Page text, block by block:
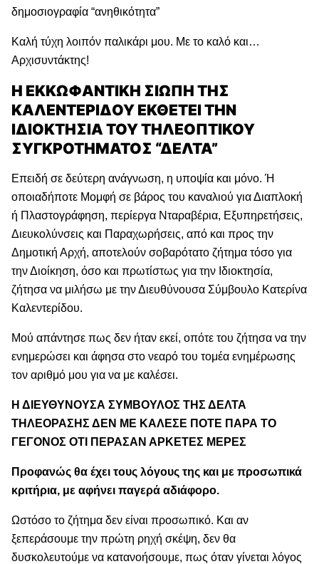
δημοσιογραφία “ανηθικότητα”
Καλή τύχη λοιπόν παλικάρι μου. Με το καλό και…
Αρχισυντάκτης!
Η ΕΚΚΩΦΑΝΤΙΚΗ ΣΙΩΠΗ ΤΗΣ
ΚΑΛΕΝΤΕΡΙΔΟΥ ΕΚΘΕΤΕΙ ΤΗΝ
ΙΔΙΟΚΤΗΣΙΑ ΤΟΥ ΤΗΛΕΟΠΤΙΚΟΥ
ΣΥΓΚΡΟΤΗΜΑΤΟΣ “ΔΕΛΤΑ”
Επειδή σε δεύτερη ανάγνωση, η υποψία και μόνο. Ή
οποιαδήποτε Μομφή σε βάρος του καναλιού για Διαπλοκή
ή Πλαστογράφηση, περίεργα Νταραβέρια, Εξυπηρετήσεις,
Διευκολύνσεις και Παραχωρήσεις, από και προς την
Δημοτική Αρχή, αποτελούν σοβαρότατο ζήτημα τόσο για
την Διοίκηση, όσο και πρωτίστως για την Ιδιοκτησία,
ζήτησα να μιλήσω με την Διευθύνουσα Σύμβουλο Κατερίνα
Καλεντερίδου.
Μού απάντησε πως δεν ήταν εκεί, οπότε του ζήτησα να την
ενημερώσει και άφησα στο νεαρό του τομέα ενημέρωσης
τον αριθμό μου για να με καλέσει.
Η ΔΙΕΥΘΥΝΟΥΣΑ ΣΥΜΒΟΥΛΟΣ ΤΗΣ ΔΕΛΤΑ
ΤΗΛΕΟΡΑΣΗΣ ΔΕΝ ΜΕ ΚΑΛΕΣΕ ΠΟΤΕ ΠΑΡΑ ΤΟ
ΓΕΓΟΝΟΣ ΟΤΙ ΠΕΡΑΣΑΝ ΑΡΚΕΤΕΣ ΜΕΡΕΣ
Προφανώς θα έχει τους λόγους της και με προσωπικά
κριτήρια, με αφήνει παγερά αδιάφορο.
Ωστόσο το ζήτημα δεν είναι προσωπικό. Και αν
ξεπεράσουμε την πρώτη ρηχή σκέψη, δεν θα
δυσκολευτούμε να κατανοήσουμε, πως όταν γίνεται λόγος